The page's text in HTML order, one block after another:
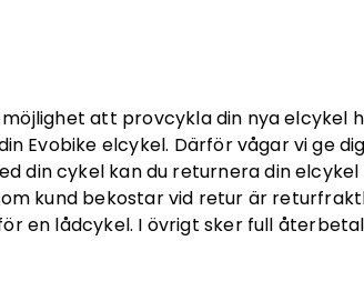
att provcykla din nya elcykel
Evobike elcykel. Därför vågar vi ge
din cykel kan du returnera din
kund bekostar vid retur är
en lådcykel. I övrigt sker full